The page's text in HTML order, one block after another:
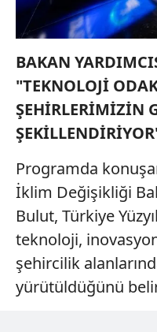
BAKAN
"TEKNOLOJİ
ŞEHİRLERİMİZİN
Programda
İklim Değişikliği
Bulut, Türkiye
teknoloji,
şehircilik
yürütüldüğünü